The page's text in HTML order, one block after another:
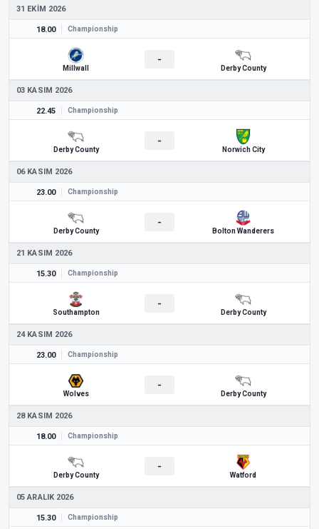
31 EKIM 2026
18.00 Championship
Millwall
-
Derby County
03 KASIM 2026
22.45 Championship
Derby County
-
Norwich City
06 KASIM 2026
23.00 Championship
Derby County
-
Bolton Wanderers
21 KASIM 2026
15.30 Championship
Southampton
-
Derby County
24 KASIM 2026
23.00 Championship
Wolves
-
Derby County
28 KASIM 2026
18.00 Championship
Derby County
-
Watford
05 ARALIK 2026
15.30 Championship